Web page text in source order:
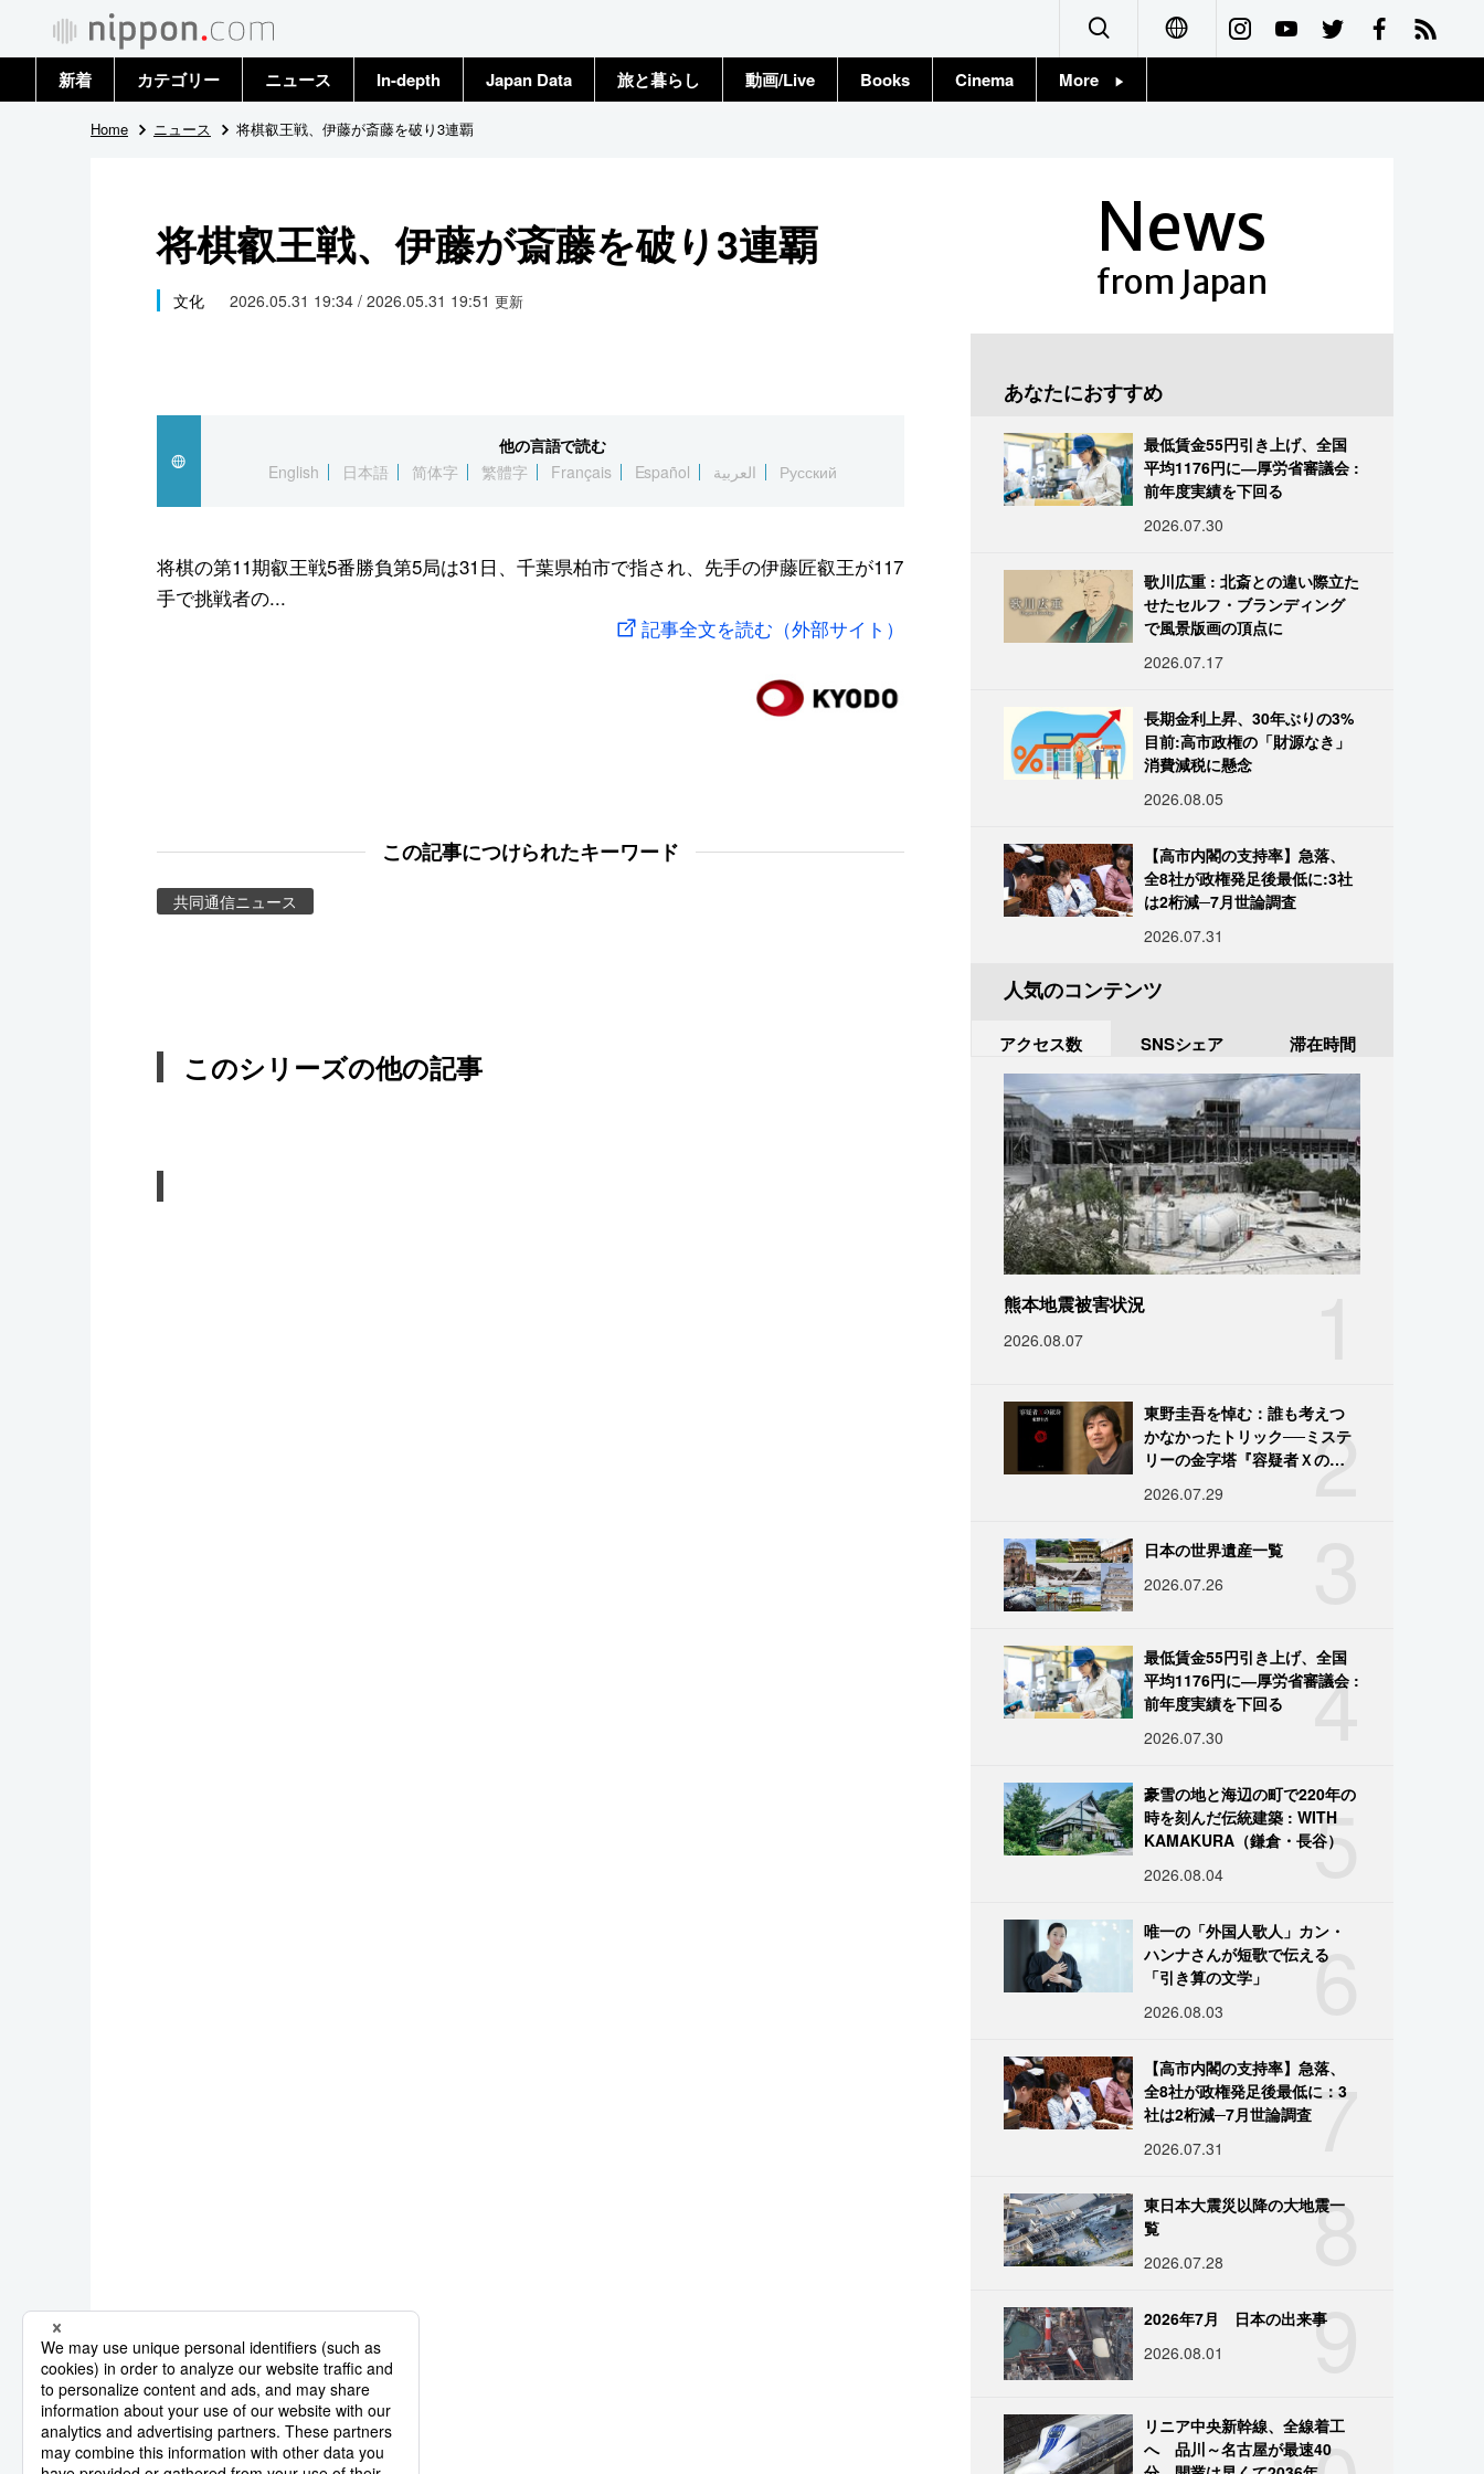
Français
新着 カテゴリー
政治・外交
国際
科学・技術
暮らし
ニュース
トップ
In-depth Japan Data 旅と暮らし 動画/Live Books Cinema More
Home ニュース 将棋叡王戦、伊藤が斎藤を破り3連覇
将棋叡王戦、伊藤が斎藤を破り3連覇
文化 2026.05.31 19:34 / 2026.05.31 19:51 更新
他の言語で読む
English
日本語 简体字 繁體字 Français Español العربية Русский
将棋の第11期叡王戦5番勝負第5局は31日、千葉県柏市で指され、先手の伊藤匠叡王が117
手で挑戦者の...
記事全文を読む（外部サイト）
この記事につけられたキーワード
共同通信ニュース
このシリーズの他の記事
News
from Japan
あなたにおすすめ
最低賃金55円引き上げ、全国
平均1176円に―厚労省審議会 :
前年度実績を下回る
2026.07.30
歌川広重 : 北斎との違い際立た
せたセルフ・ブランディング
で風景版画の頂点に
2026.07.17
長期金利上昇、30年ぶりの3%
目前:高市政権の「財源なき」
消費減税に懸念
2026.08.05
【高市内閣の支持率】急落、
全8社が政権発足後最低に:3社
は2桁減─7月世論調査
2026.07.31
人気のコンテンツ
アクセス数 SNSシェア 滞在時間
熊本地震被害状況
2026.08.07
2
東野圭吾を悼む：誰も考えつ
かなかったトリック──ミステ
リーの金字塔『容疑者Ｘの献
2026.07.29
日本の世界遺産一覧
2026.07.26
4
最低賃金55円引き上げ、全国
平均1176円に―厚労省審議会 :
前年度実績を下回る
2026.07.30
5
豪雪の地と海辺の町で220年の
時を刻んだ伝統建築 : WITH
KAMAKURA（鎌倉・長谷）
2026.08.04
6
唯一の「外国人歌人」カン・
ハンナさんが短歌で伝える
「引き算の文学」
2026.08.03
7
【高市内閣の支持率】急落、
全8社が政権発足後最低に：3
社は2桁減─7月世論調査
2026.07.31
8
東日本大震災以降の大地震一
覧
2026.07.28
9
2026年7月 日本の出来事
2026.08.01
リニア中央新幹線、全線着工
へ 品川～名古屋が最速40